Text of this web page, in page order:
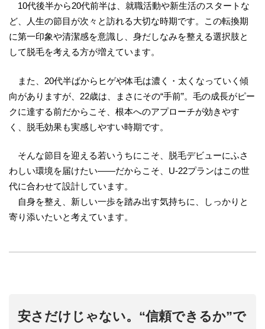
10代後半から20代前半は、就職活動や新生活のスタートな
ど、人生の節目が次々と訪れる大切な時期です。この転換期
に第一印象や清潔感を意識し、身だしなみを整える選択肢と
して脱毛を考える方が増えています。
また、20代半ばからヒゲや体毛は濃く・太くなっていく傾
向がありますが、22歳は、まさにその“手前”。毛の成長がピー
クに達する前だからこそ、根本へのアプローチが効きやす
く、脱毛効果も実感しやすい時期です。
そんな節目を迎える若いうちにこそ、脱毛デビューにふさ
わしい環境を届けたい――だからこそ、U-22プランはこの世
代に合わせて設計しています。
自身を整え、新しい一歩を踏み出す気持ちに、しっかりと
寄り添いたいと考えています。
安さだけじゃない。“信頼できるか”で